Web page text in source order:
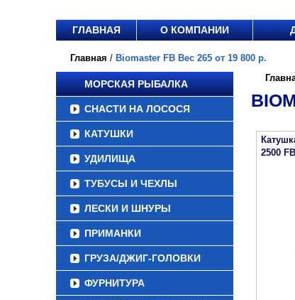
ГЛАВНАЯ О КОМПАНИИ
Главная / Biomaster FB Вес 265 от 19 800 р.
МОРСКАЯ РЫБАЛКА
СНАСТИ НА ЛОСОСЯ
КАТУШКИ
УДИЛИЩА
ТУБУСЫ И ЧЕХЛЫ
ЛЕСКИ И ШНУРЫ
ПРИМАНКИ
ГРУЗА/ДЖИГ-ГОЛОВКИ
ФУРНИТУРА
2500 FB